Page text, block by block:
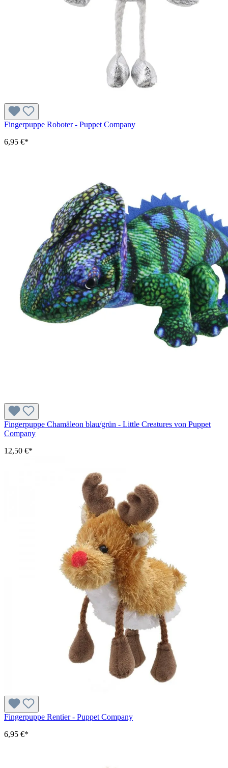
Fingerpuppe Roboter - Puppet Company
6,95 €*
Fingerpuppe Chamäleon blau/grün - Little Creatures von Puppet
Company
12,50 €*
Fingerpuppe Rentier - Puppet Company
6,95 €*